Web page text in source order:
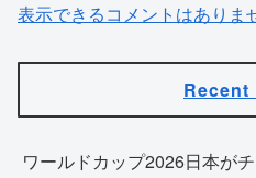
表示できるコメントはありま
Recent
ワールドカップ2026日本が